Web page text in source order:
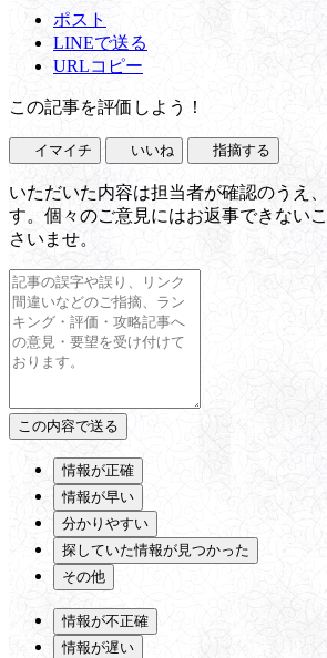
ポスト
LINEで送る
URLコピー
この記事を評価しよう！
イマイチ いいね 指摘する
いただいた内容は担当者が確認のうえ
す。個々のご意見にはお返事できない
さいませ。
情報が正確
情報が早い
分かりやすい
探していた情報が見つかった
その他
情報が不正確
情報が遅い